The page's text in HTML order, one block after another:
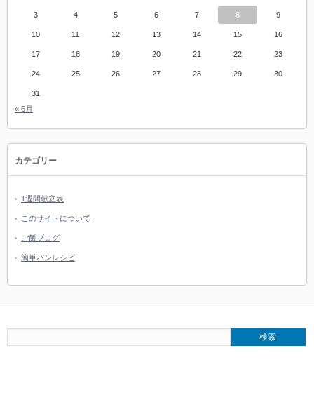
3 4 5 6 7 8 9
10 11 12 13 14 15 16
17 18 19 20 21 22 23
24 25 26 27 28 29 30
31
« 6月
カテゴリー
1週間献立表
このサイトについて
ご飯ブログ
簡単パンレシピ